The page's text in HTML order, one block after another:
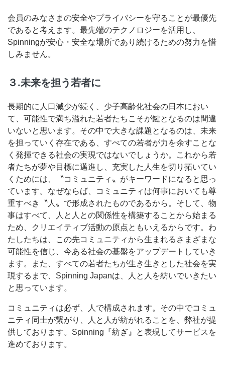
会員のみなさまの安全やプライバシーを守ることが最優先
であると考えます。最先端のテクノロジーを活用し、
Spinningが安心・安全な場所であり続けるための努力を惜
しみません。
３.未来を担う若者に
長期的に人口減少が続く、少子高齢化社会の日本におい
て、可能性で満ち溢れた若者たちこそが鍵となるのは間違
いないと思います。その中で大きな課題となるのは、未来
を担っていく存在である、すべての若者が力を余すことな
く発揮できる社会の実現ではないでしょうか。これから若
者たちが夢や目標に邁進し、充実した人生を切り拓いてい
くためには、〝コミュニティ〟がキーワードになると思っ
ています。なぜならば、コミュニティは何事においても尊
重すべき〝人〟で形成されたものであるから。そして、物
事はすべて、人と人との関係性を構築することから始まる
ため、クリエイティブ活動の原点ともいえるからです。わ
たしたちは、この先コミュニティから生まれるさまざまな
可能性を信じ、今ある社会の基盤をアップデートしていき
ます。また、すべての若者たちが生き生きとした社会を実
現するまで、Spinning Japanは、人と人を紡いでいきたい
と思っています。
コミュニティは必ず、人で構成されます。その中でコミュ
ニティ同士が繋がり、人と人が紡がれることを、弊社が提
供しております。Spinning『紡ぎ』と表現してサービスを
進めております。